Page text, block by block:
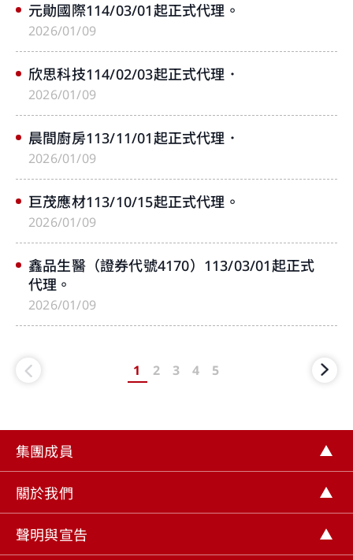
元勛國際114/03/01起正式代理。
2026/01/09
欣思科技114/02/03起正式代理．
2026/01/09
晨間廚房113/11/01起正式代理．
2026/01/09
巨茂應材113/10/15起正式代理。
2026/01/09
鑫品生醫（證券代號4170）113/03/01起正式
代理。
2026/01/09
1 2 3 4 5
集團成員
關於我們
聲明與宣告
您即將離開華南永昌證券官網
提醒您，如您進入非本公司網站，您後續提供給該
網站的個人資料或該網站蒐集、處理及利用您所屬
之個人資料皆不適用本公司隱私權聲明之涵蓋範
圍。
繼續前往